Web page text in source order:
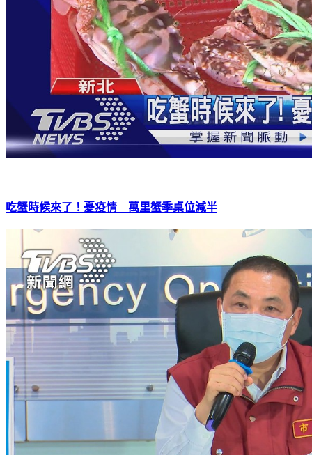
吃蟹時候來了！憂疫情 萬里蟹季桌位減半